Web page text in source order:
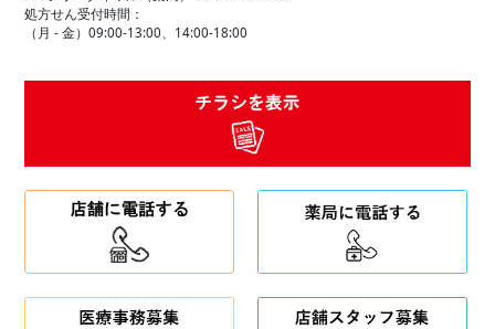
処方せん受付時間：
（月 - 金）09:00-13:00、14:00-18:00